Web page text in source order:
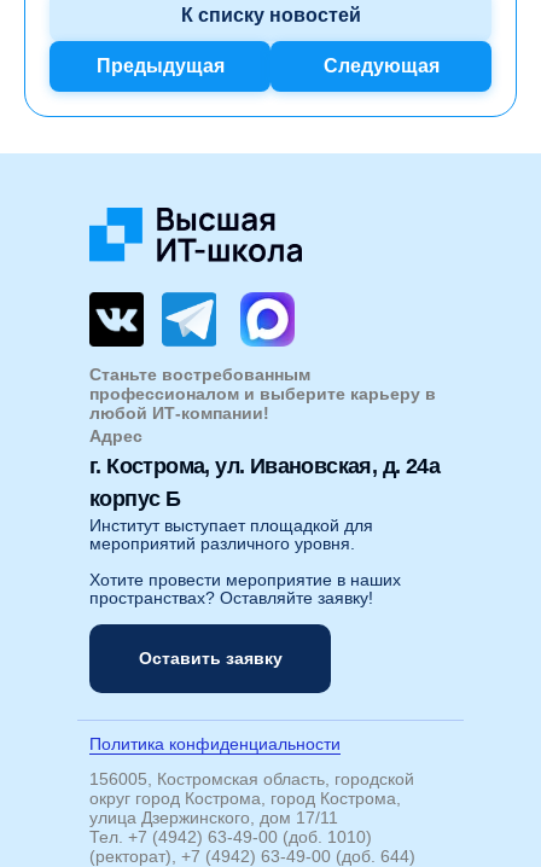
К списку новостей
Предыдущая Следующая
Политика конфиденциальности
156005, Костромская область, городской
округ город Кострома, город Кострома,
улица Дзержинского, дом 17/11
Тел. +7 (4942) 63-49-00 (доб. 1010)
(ректорат), +7 (4942) 63-49-00 (доб. 644)
г. Кострома, ул. Ивановская, д. 24а
корпус Б
Адрес
Станьте востребованным
профессионалом и выберите карьеру в
любой ИТ-компании!
Институт выступает площадкой для
мероприятий различного уровня.
Хотите провести мероприятие в наших
пространствах? Оставляйте заявку!
Оставить заявку